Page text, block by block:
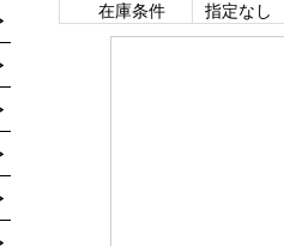
在庫条件
指定なし